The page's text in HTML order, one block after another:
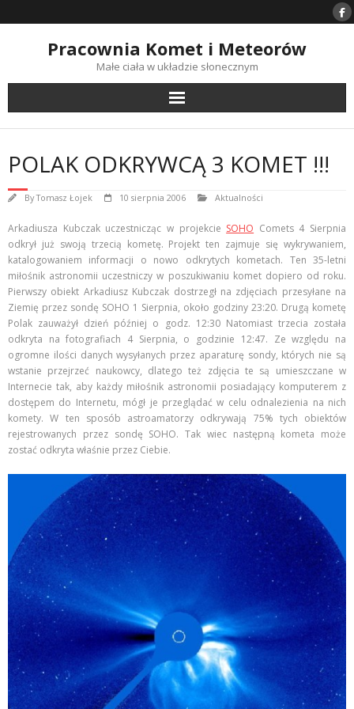
to
Pracownia Komet i Meteorów
Małe ciała w układzie słonecznym
POLAK ODKRYWCĄ 3 KOMET !!!
ByTomasz Łojek 10 sierpnia 2006 Aktualności
Arkadiusza Kubczak uczestnicząc w projekcie SOHO Comets 4 Sierpnia
odkrył już swoją trzecią kometę. Projekt ten zajmuje się wykrywaniem,
katalogowaniem informacji o nowo odkrytych kometach. Ten 35-letni
miłośnik astronomii uczestniczy w poszukiwaniu komet dopiero od roku.
Pierwszy obiekt Arkadiusz Kubczak dostrzegł na zdjęciach przesyłane na
Ziemię przez sondę SOHO 1 Sierpnia, około godziny 23:20. Drugą kometę
Polak zauważył dzień później o godz. 12:30 Natomiast trzecia została
odkryta na fotografiach 4 Sierpnia, o godzinie 12:47. Ze względu na
ogromne ilości danych wysyłanych przez aparaturę sondy, których nie są
wstanie przejrzeć naukowcy, dlatego też zdjęcia te są umieszczane w
Internecie tak, aby każdy miłośnik astronomii posiadający komputerem z
dostępem do Internetu, mógł je przeglądać w celu odnalezienia na nich
komety. W ten sposób astroamatorzy odkrywają 75% tych obiektów
rejestrowanych przez sondę SOHO. Tak wiec następną kometa może
zostać odkryta właśnie przez Ciebie.